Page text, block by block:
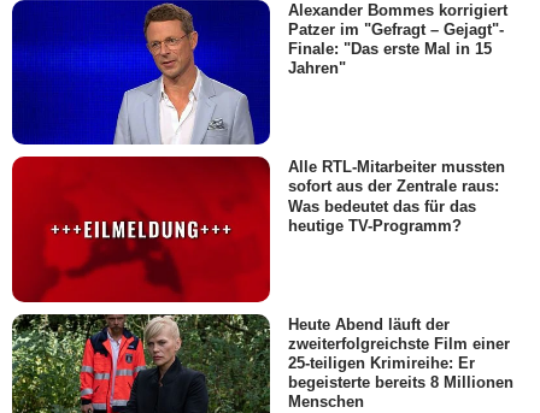
Alexander Bommes korrigiert
Patzer im "Gefragt – Gejagt"-
Finale: "Das erste Mal in 15
Jahren"
Alle RTL-Mitarbeiter mussten
sofort aus der Zentrale raus:
Was bedeutet das für das
heutige TV-Programm?
Heute Abend läuft der
zweiterfolgreichste Film einer
25-teiligen Krimireihe: Er
begeisterte bereits 8 Millionen
Menschen